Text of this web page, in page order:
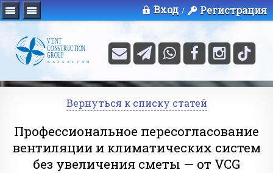
Вход / Регистрация
Вернуться к списку статей
Профессиональное пересогласование
вентиляции и климатических систем
без увеличения сметы — от VCG